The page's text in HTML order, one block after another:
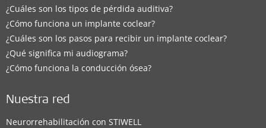
¿Cuáles son los tipos de pérdida auditiva?
¿Cómo funciona un implante coclear?
¿Cuáles son los pasos para recibir un implante coclear?
¿Qué significa mi audiograma?
¿Cómo funciona la conducción ósea?
Nuestra red
Neurorrehabilitación con STIWELL